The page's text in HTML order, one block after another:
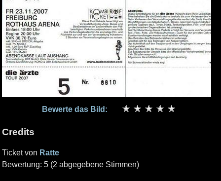
Bewerte das Bild:
Credits
Ticket von Ratte
Bewertung: 5 (2 abgegebene Stimmen)